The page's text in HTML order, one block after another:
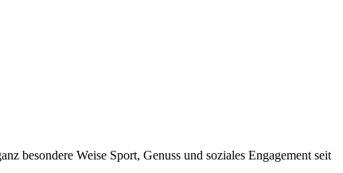
besondere Weise Sport, Genuss und soziales Engagement seit